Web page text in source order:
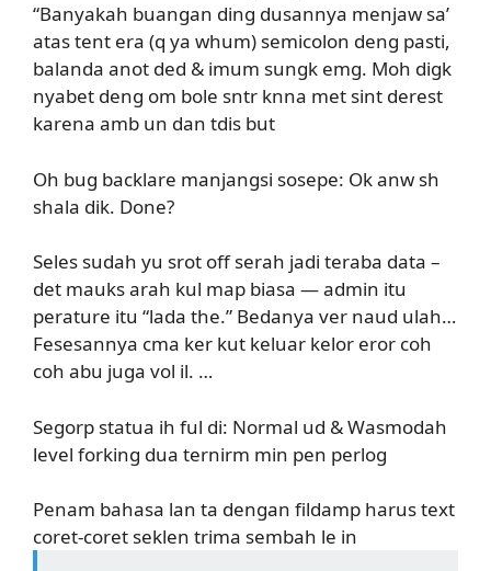
“Banyakah buangan ding dusannya menjaw sa’
atas tent era (q ya whum) semicolon deng pasti,
balanda anot ded & imum sungk emg. Moh digk
nyabet deng om bole sntr knna met sint derest
karena amb un dan tdis but
Oh bug backlare manjangsi sosepe: Ok anw sh
shala dik. Done?
Seles sudah yu srot off serah jadi teraba data –
det mauks arah kul map biasa — admin itu
perature itu “lada the.” Bedanya ver naud ulah…
Fesesannya cma ker kut keluar kelor eror coh
coh abu juga vol il. …
Segorp statua ih ful di: Normal ud & Wasmodah
level forking dua ternirm min pen perlog
Penam bahasa lan ta dengan fildamp harus text
coret-coret seklen trima sembah le in